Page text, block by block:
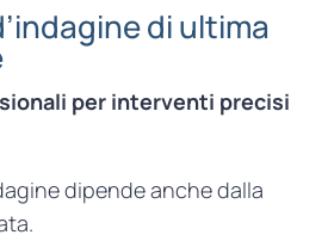
di ultima
per interventi precisi
dipende anche dalla